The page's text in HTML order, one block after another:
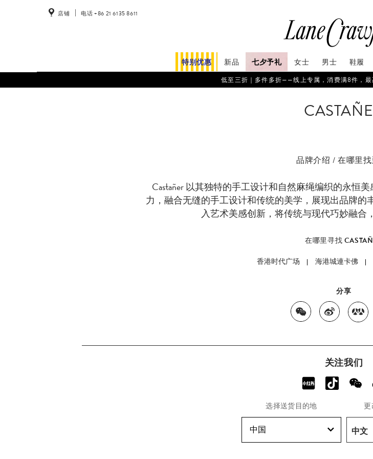
店铺 电话 +86 21 6135 8611
特别优惠 新品 七夕予礼 女士 男士 鞋履
低至三折｜多件多折——线上专属，消费满8件，最
品牌介绍 / 在哪里
Castañer 以其独特的手工设计和自然麻绳编织的永恒
力，融合无缝的手工设计和传统的美学，展现出品牌
入艺术美感创新，将传统与现代巧妙融合
在哪里寻找
香港时代广场 海港城連卡佛
分享
关注我们
选择送货目的地
中国
更